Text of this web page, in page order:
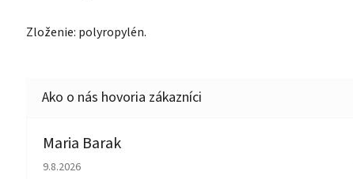
Zloženie: polyropylén.
Maria Barak
Hodnotenie obchodu je 5 z 5 hviezdičiek.
9.8.2026